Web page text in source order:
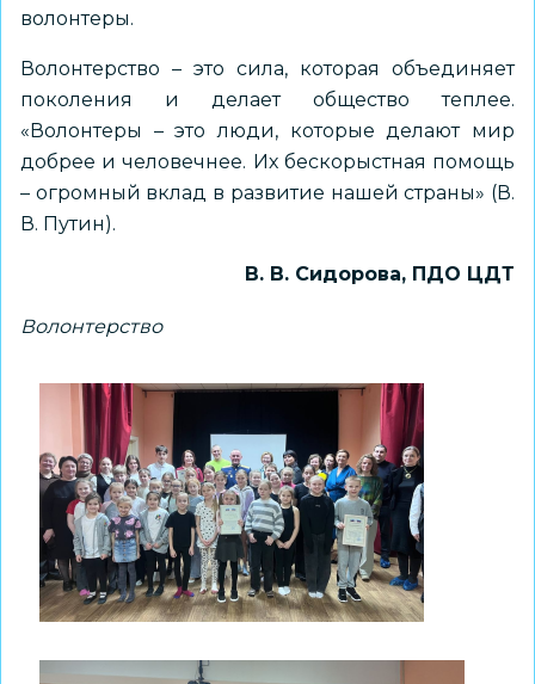
волонтеры.
Волонтерство – это сила, которая объединяет
поколения и делает общество теплее.
«Волонтеры – это люди, которые делают мир
добрее и человечнее. Их бескорыстная помощь
– огромный вклад в развитие нашей страны» (В.
В. Путин).
В. В. Сидорова, ПДО ЦДТ
Волонтерство